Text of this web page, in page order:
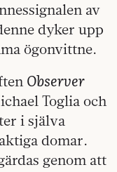
av
dyker upp
ögonvittne.
Observer
Toglia och
i själva
domar.
genom att